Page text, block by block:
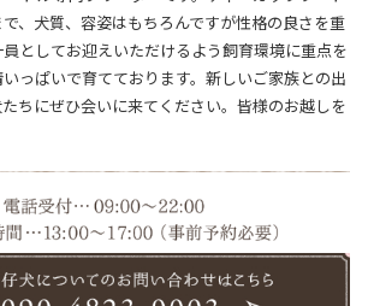
、犬質、容姿はもちろんですが性格の良さを重
としてお迎えいただけるよう飼育環境に重点を
っぱいで育てております。新しいご家族との出
ちにぜひ会いに来てください。皆様のお越しを